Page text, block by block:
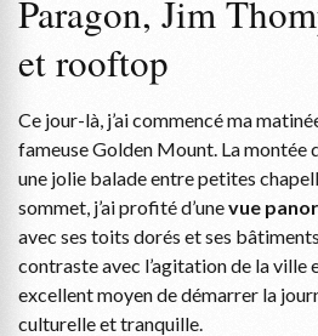
Paragon, Jim
et rooftop
Ce jour-là, j’ai commencé ma
fameuse Golden Mount. La montée
une jolie balade entre petites
sommet, j’ai profité d’unevue
avec ses toits dorés et ses
contraste avec l’agitation de la ville
excellent moyen de démarrer la
culturelle et tranquille.